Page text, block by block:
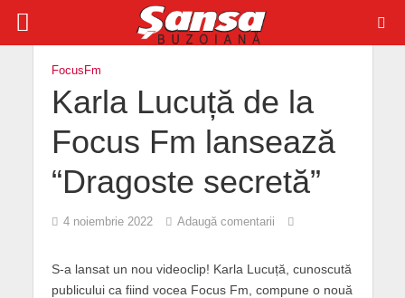
FocusFm
Karla Lucuță de la
Focus Fm lansează
“Dragoste secretă”
4 noiembrie 2022 Adaugă comentarii
S-a lansat un nou videoclip! Karla Lucuță, cunoscută
publicului ca fiind vocea Focus Fm, compune o nouă